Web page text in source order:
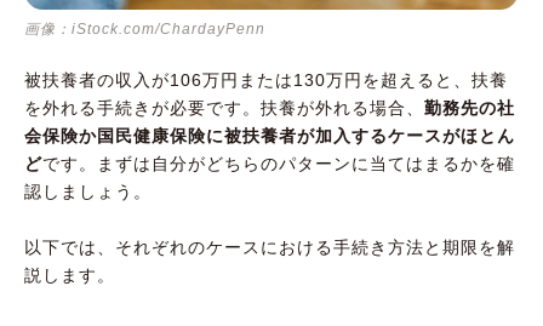
画像：iStock.com/ChardayPenn
被扶養者の収入が106万円または130万円を超えると、扶養
を外れる手続きが必要です。扶養が外れる場合、 勤務先の社
会保険か国民健康保険に被扶養者が加入するケースがほとん
どです。まずは自分がどちらのパターンに当てはまるかを確
認しましょう。
以下では、それぞれのケースにおける手続き方法と期限を解
説します。